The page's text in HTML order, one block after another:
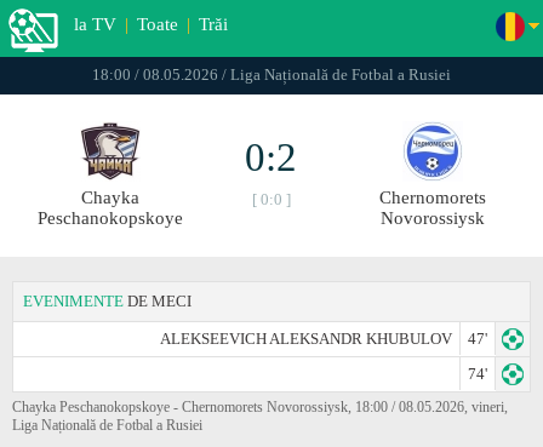
la TV | Toate | Trăi
18:00 / 08.05.2026 / Liga Națională de Fotbal a Rusiei
Chayka
Peschanokopskoye
0:2
[ 0:0 ]
Chernomorets
Novorossiysk
EVENIMENTE DE MECI
ALEKSEEVICH ALEKSANDR KHUBULOV
47'
74'
Chayka Peschanokopskoye - Chernomorets Novorossiysk, 18:00 / 08.05.2026, vineri,
Liga Națională de Fotbal a Rusiei